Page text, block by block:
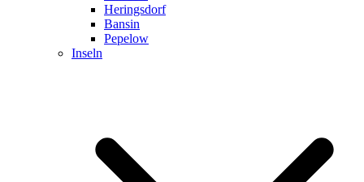
Heringsdorf
Bansin
Pepelow
Inseln